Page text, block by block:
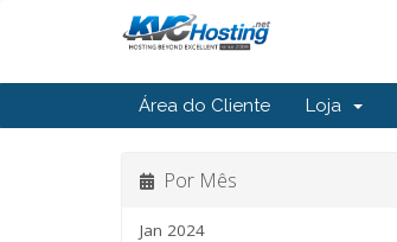
Área do Cliente Loja
Por Mês
Jan 2024